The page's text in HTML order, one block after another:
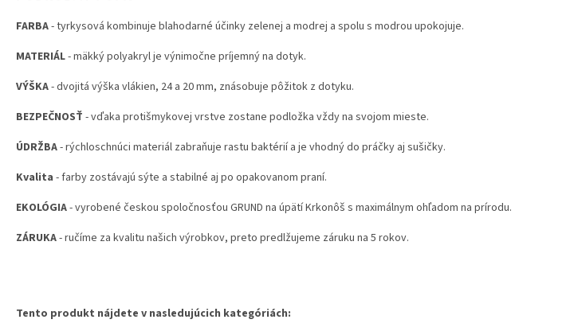
FARBA- tyrkysová kombinuje blahodarné účinky zelenej a modrej a spolu s modrou upokojuje.
MATERIÁL- mäkký polyakryl je výnimočne príjemný na dotyk.
VÝŠKA- dvojitá výška vlákien, 24 a 20 mm, znásobuje pôžitok z dotyku.
BEZPEČNOSŤ - vďaka protišmykovej vrstve zostane podložka vždy na svojom mieste.
ÚDRŽBA- rýchloschnúci materiál zabraňuje rastu baktérií a je vhodný do práčky aj sušičky.
Kvalita - farby zostávajú sýte a stabilné aj po opakovanom praní.
EKOLÓGIA- vyrobené českou spoločnosťou GRUND na úpätí Krkonôš s maximálnym ohľadom na prírodu.
ZÁRUKA- ručíme za kvalitu našich výrobkov, preto predlžujeme záruku na 5 rokov.
Tento produkt nájdete v nasledujúcich kategóriách: